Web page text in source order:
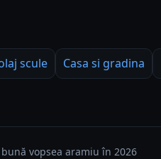
scule Casa si gradina
bună vopsea aramiu în 2026